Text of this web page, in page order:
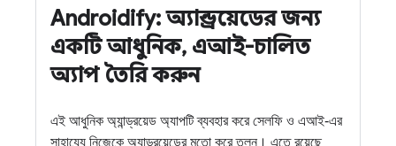
Androidify: অ্যান্ড্রয়েডের জন্য
একটি আধুনিক, এআই-চালিত
অ্যাপ তৈরি করুন
এই আধুনিক অ্যান্ড্রয়েড অ্যাপটি ব্যবহার করে সেলফি ও এআই-এর
সাহায্যে নিজেকে অ্যান্ড্রয়েডের মতো করে তুলুন। এতে রয়েছে